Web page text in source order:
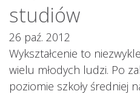
studiów
26 paź. 2012
Wykształcenie to
wielu młodych ludzi. Po
poziomie szkoły średniej